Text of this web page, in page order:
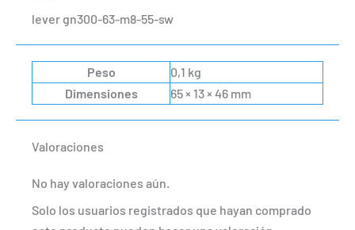
lever gn300-63-m8-55-sw
Peso
0,1 kg
Dimensiones
65 × 13 × 46 mm
Valoraciones
No hay valoraciones aún.
Solo los usuarios registrados que hayan comprado